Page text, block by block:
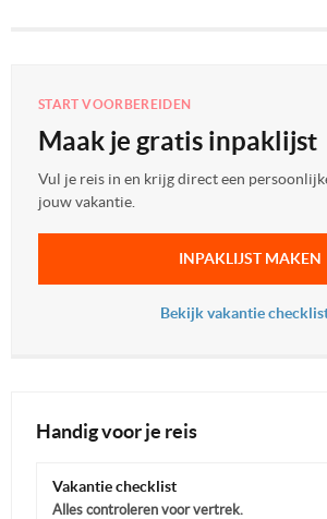
START VOORBEREIDEN
Maak je gratis inpaklijst
Vul je reis in en krijg direct een
jouw vakantie.
INPAKLIJST MAKEN
Bekijk vakantie
Handig voor je reis
Vakantie checklist
Alles controleren voor vertrek.